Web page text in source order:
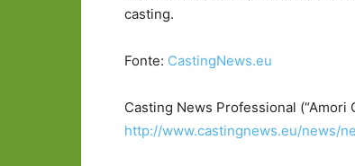
casting.
Fonte: CastingNews.eu
Casting News Professional (“Amori
http://www.castingnews.eu/news/